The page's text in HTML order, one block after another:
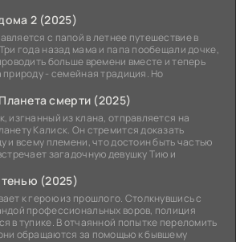
2 (2025)
с папой в летнее путешествие в
года назад мама и папа пообещали дочке,
больше времени вместе и теперь
природу - семейная традиция. Но
смерти (2025)
изгнанный из клана, отправляется на
Калиск. Он стремится доказать
и всему племени, что достоин быть частью
загадочную девушку Тию и
(2025)
к герою из прошлого. Столкнувшись с
профессиональных воров, полиция
в тупике. В отчаянной попытке переломить
обращаются за помощью к бывшему